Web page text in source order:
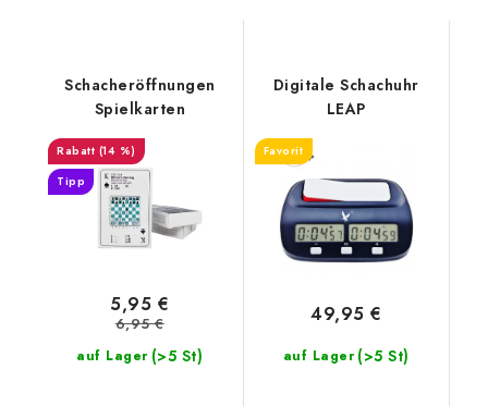
Schacheröffnungen
Spielkarten
(14 %)
Tipp
auf Lager (>5 St)
5,95 €
6,95 €
Digitale Schachuhr
LEAP
Favorit
auf Lager (>5 St)
49,95 €